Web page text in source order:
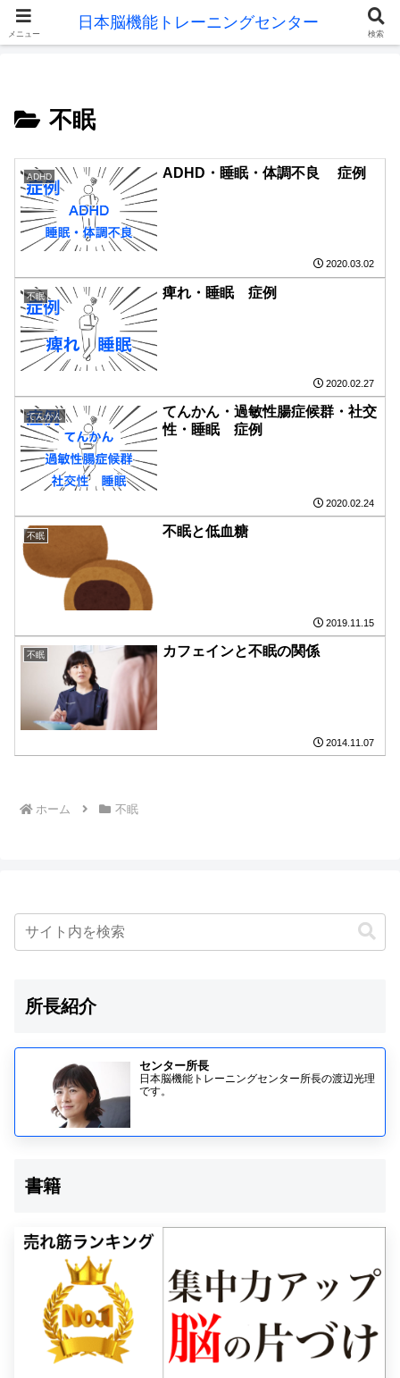
不眠
ADHD ADHD・睡眠・体調不良 症例
2020.03.02
不眠 痺れ・睡眠 症例
2020.02.27
てんかん
てんかん・過敏性腸症候群・社交
性・睡眠 症例
2020.02.24
不眠 不眠と低血糖
2019.11.15
不眠 カフェインと不眠の関係
2014.11.07
ホーム 不眠
所長紹介
センター所長
日本脳機能トレーニングセンター所長の渡辺光理
です。
書籍
メニュー 検索